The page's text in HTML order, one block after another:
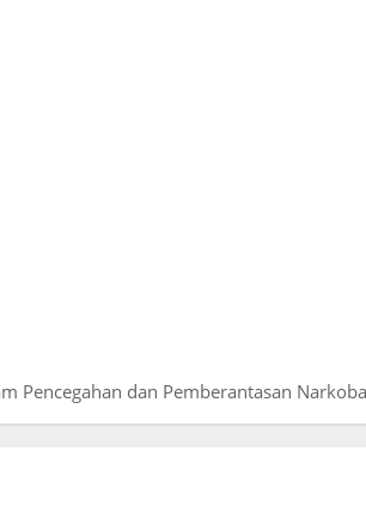
Pencegahan dan Pemberantasan